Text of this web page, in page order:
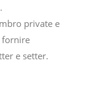
private e
fornire
e setter.